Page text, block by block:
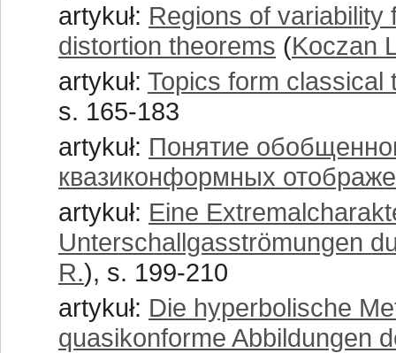
artykuł: Regions of variability
distortion theorems (Koczan
artykuł: Topics form classical
s. 165-183
artykuł: Понятие
квазиконформных
artykuł: Eine
Unterschallgasströmungen
R.), s. 199-210
artykuł: Die hyperbolische
quasikonforme Abbildungen